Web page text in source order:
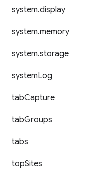
system.display
system.memory
system.storage
systemLog
tabCapture
tabGroups
tabs
topSites